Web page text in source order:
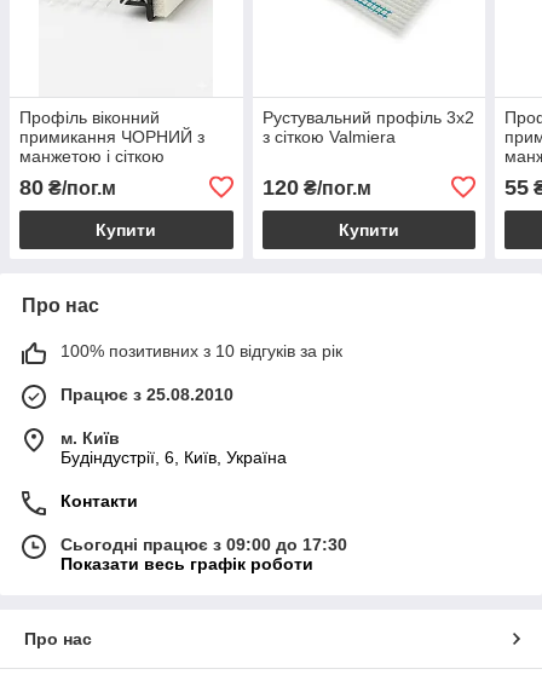
Профіль віконний
примикання ЧОРНИЙ з
манжетою і сіткою
80 ₴/пог.м
Купити
Рустувальний профіль 3х2
з сіткою Valmiera
120₴/пог.м
Купити
55
Про нас
100% позитивних з 10 відгуків за рік
Працює з 25.08.2010
м. Київ
Будіндустрії, 6, Київ, Україна
Контакти
Сьогодні працює з 09:00 до 17:30
Показати весь графік роботи
Про нас